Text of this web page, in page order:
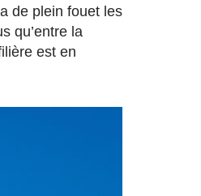
de plein fouet les
qu’entre la
est en